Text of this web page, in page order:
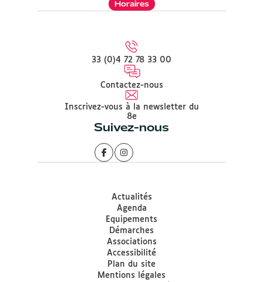
Horaires
33 (0)4 72 78 33 00
Contactez-nous
Inscrivez-vous à la newsletter du
8e
Suivez-nous
Actualités
Agenda
Equipements
Démarches
Associations
Accessibilité
Plan du site
Mentions légales